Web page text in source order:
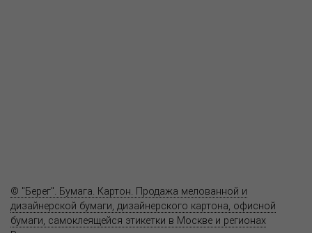
© "Берег". Бумага. Картон. Продажа мелованной и
дизайнерской бумаги, дизайнерского картона, офисной
бумаги, самоклеящейся этикетки в Москве и регионах